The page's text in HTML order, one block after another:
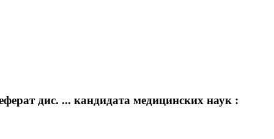
дис. ... кандидата медицинских наук :